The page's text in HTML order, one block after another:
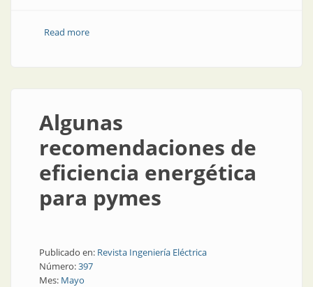
Read moreabout La capacitación en necesaria
Algunas
recomendaciones de
eficiencia energética
para pymes
Publicado en: Revista Ingeniería Eléctrica
Número:397
Mes: Mayo